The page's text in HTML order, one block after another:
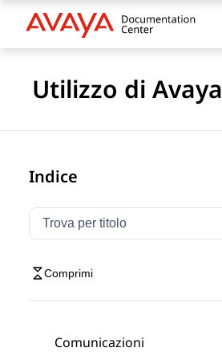
Utilizzo di
Indice
Filtra la navigazione per titolo
Digitare per filtrare gli
Comprimi
Comunicazioni